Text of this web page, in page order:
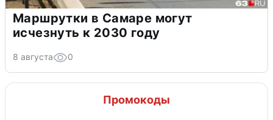
Маршрутки в Самаре могут
исчезнуть к 2030 году
8 августа 0
Промокоды